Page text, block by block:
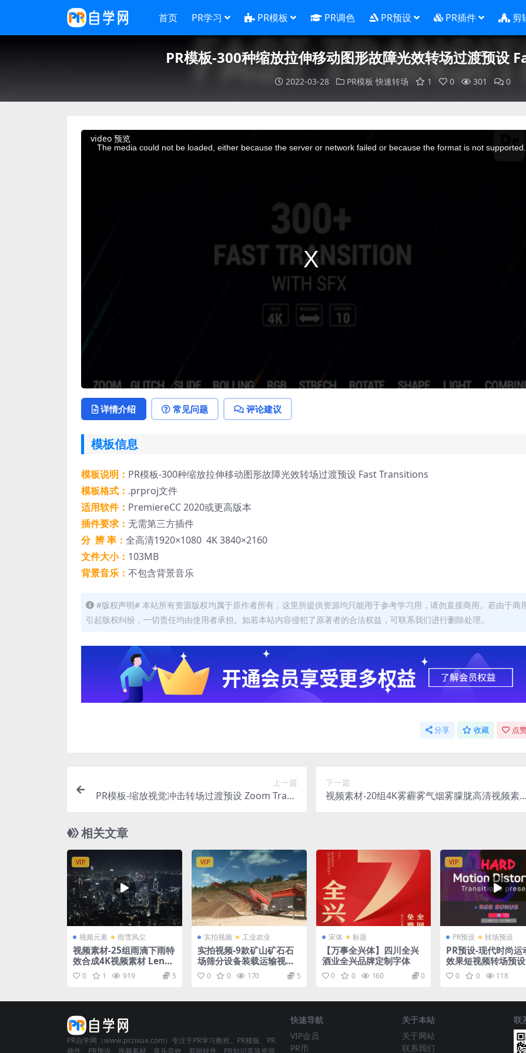
首页 PR学习 PR模板 PR调色 PR预设 PR插件 剪
PR模板-300种缩放拉伸移动图形故障光效转场过渡预设
2022-03-28 PR模板 快速转场 1 0 301 0
video 预览
This
The media could not be loaded, either because the server or network failed or because the format is not supported.
详情介绍 常见问题 评论建议
模板信息
模板说明： PR模板-300种缩放拉伸移动图形故障光效转场过渡预设 Fast Transitions
模板格式： .prproj文件
适用软件： PremiereCC 2020或更高版本
插件要求： 无需第三方插件
分 辨 率： 全高清1920×1080 4K 3840×2160
文件大小： 103MB
背景音乐： 不包含背景音乐
#版权声明# 本站所有资源版权均属于原作者所有，这里所提供资源均只能用于参考学习用，请勿直接商用。若由于商
引起版权纠纷，一切责任均由使用者承担。如若本站内容侵犯了原著者的合法权益，可联系我们进行删除处理。
分享 收藏 点
上一篇
PR模板-缩放视觉冲击转场过渡预设 Zoom Trans
下一篇
视频素材-20组4K雾霾雾气烟雾朦胧高清视频素
相关文章
VIP
视频元素 雨雪风尘
视频素材-25组雨滴下雨特
效合成4K视频素材 Lens
Distortions – RAIN
0 1 919 5
VIP
实拍视频 工业农业
实拍视频-9款矿山矿石石
场筛分设备装载运输视频
素材
0 0 170 5
宋体 标题
【万事全兴体】四川全兴
酒业全兴品牌定制字体
0 0 160 0
VIP
PR预设 转场预设
PR预设-现代时尚运
效果短视频转场预设
0 0 118
PR自学网（www.przixue.com）专注于PR学习教程、PR模板、PR
快速导航
VIP会员
PR币
关于本站
关于网站
联系我们
联